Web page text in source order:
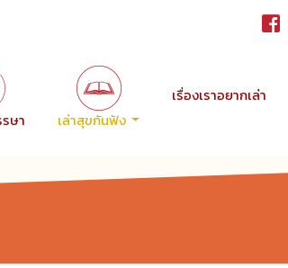
ษา เล่าสุขกันฟัง
เรื่องเราอยากเล่า